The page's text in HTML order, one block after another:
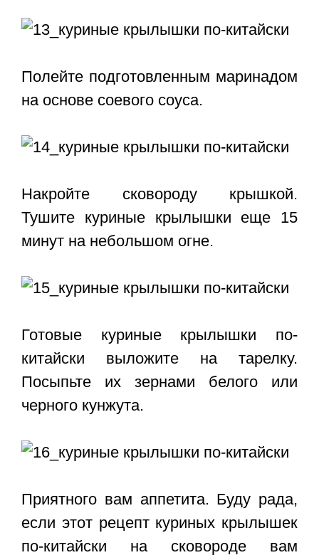
Полейте подготовленным маринадом
на основе соевого соуса.
Накройте сковороду крышкой.
Тушите куриные крылышки еще 15
минут на небольшом огне.
Готовые куриные крылышки по-
китайски выложите на тарелку.
Посыпьте их зернами белого или
черного кунжута.
Приятного вам аппетита. Буду рада,
если этот рецепт куриных крылышек
по-китайски на сковороде вам